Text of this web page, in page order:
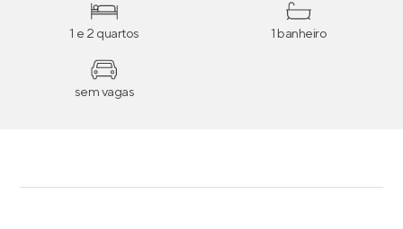
1 e 2 quartos 1 banheiro
sem vagas